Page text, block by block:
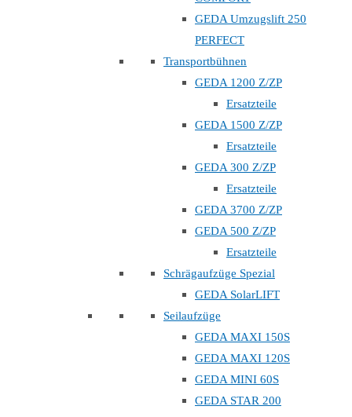
GEDA Umzugslift 250
PERFECT
Transportbühnen
GEDA 1200 Z/ZP
Ersatzteile
GEDA 1500 Z/ZP
Ersatzteile
GEDA 300 Z/ZP
Ersatzteile
GEDA 3700 Z/ZP
GEDA 500 Z/ZP
Ersatzteile
Schrägaufzüge Spezial
GEDA SolarLIFT
Seilaufzüge
GEDA MAXI 150S
GEDA MAXI 120S
GEDA MINI 60S
GEDA STAR 200